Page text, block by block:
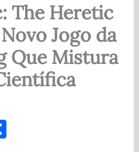
The Heretic
Jogo da
Que Mistura
S